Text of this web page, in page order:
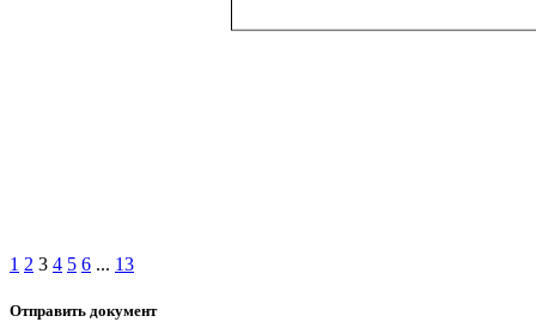
1 2 3 4 5 6 ... 13
Отправить документ